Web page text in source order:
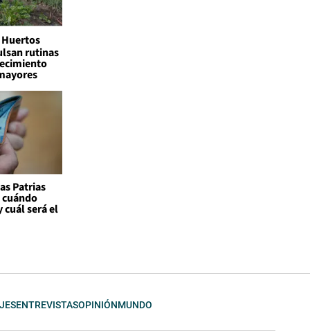
Huertos
rutinas
Patrias
cuál será el
ENTREVISTASOPINIÓNMUNDO